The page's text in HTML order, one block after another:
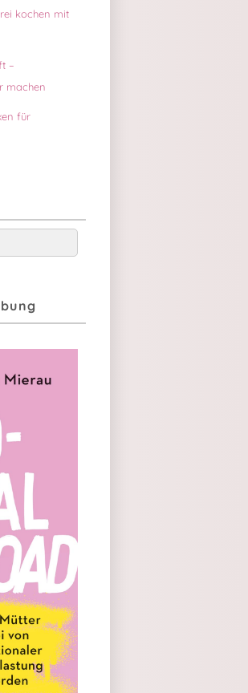
kochen mit
–
machen
für